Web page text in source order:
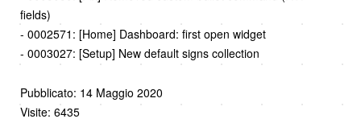
fields)
- 0002571: [Home] Dashboard: first open widget
- 0003027: [Setup] New default signs collection
Pubblicato: 14 Maggio 2020
Visite: 6435